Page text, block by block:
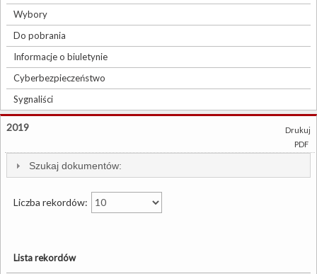
Wybory
Do pobrania
Informacje o biuletynie
Cyberbezpieczeństwo
Sygnaliści
Drukuj
PDF
2019
Szukaj dokumentów:
Liczba rekordów:
Lista rekordów